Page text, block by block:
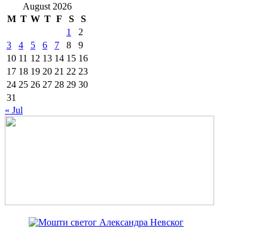
August 2026
M T W T F S
S
1
2
3
4 5 6 7 8
9
10 11 12 13 14 15 16
17 18 19 20 21 22 23
24 25 26 27 28 29 30
31
« Jul